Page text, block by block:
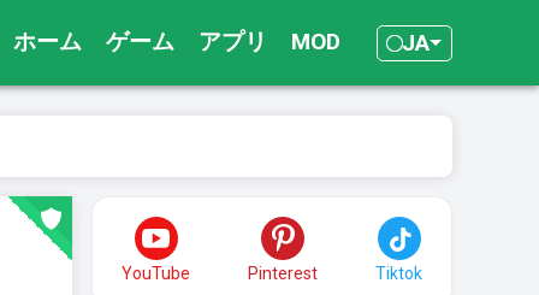
ホーム ゲーム アプリ MOD JA
YouTube Pinterest Tiktok